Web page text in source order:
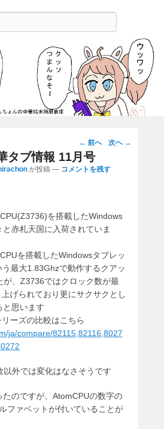
の中華端末隔離倉庫
る検索バーを消してくれたサイトです。
投
稿
ナ
シ
ョ
← 前へ 次へ →
タブ情報 11月号
が投稿 — コメントを残す
を搭載したWindows
と赤札天国に入荷されていま
を搭載したWindowsタブレッ
う最大1.83Ghzで動作するクアッ
が、Z3736ではクロック数が最
げられており更にサクサクとし
と思います
ーズの比較はこちら
ja/compare/82115,82116,8027
以外では変化はなさそうです
たのですが、AtomCPUの数字の
ファベットが付いていることが